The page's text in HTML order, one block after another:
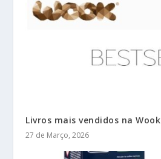
Livros mais vendidos na Wook
27 de Março, 2026